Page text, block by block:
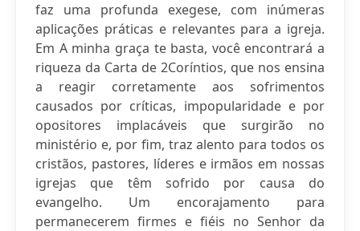
faz uma profunda exegese, com inúmeras
aplicações práticas e relevantes para a igreja.
Em A minha graça te basta, você encontrará a
riqueza da Carta de 2Coríntios, que nos ensina
a reagir corretamente aos sofrimentos
causados por críticas, impopularidade e por
opositores implacáveis que surgirão no
ministério e, por fim, traz alento para todos os
cristãos, pastores, líderes e irmãos em nossas
igrejas que têm sofrido por causa do
evangelho. Um encorajamento para
permanecerem firmes e fiéis no Senhor da